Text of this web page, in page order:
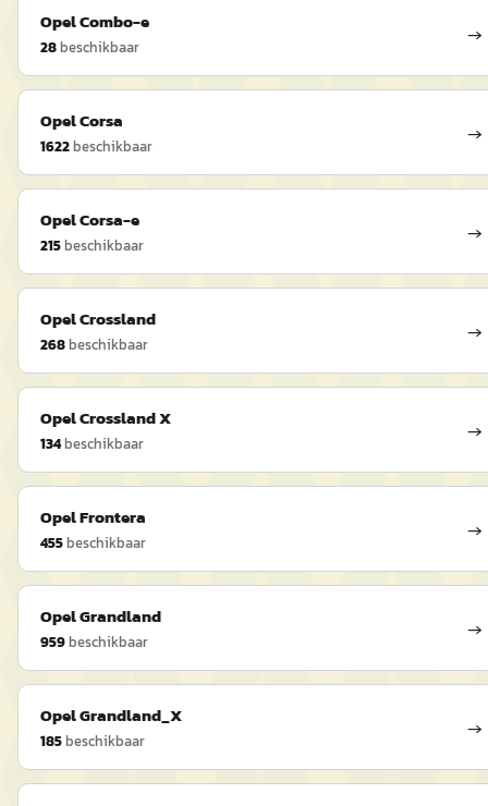
OpelCombo-e
28beschikbaar →
OpelCorsa
1622beschikbaar →
OpelCorsa-e
215beschikbaar →
OpelCrossland
268beschikbaar →
OpelCrossland X
134beschikbaar →
OpelFrontera
455beschikbaar →
OpelGrandland
959beschikbaar →
OpelGrandland_X
185beschikbaar →